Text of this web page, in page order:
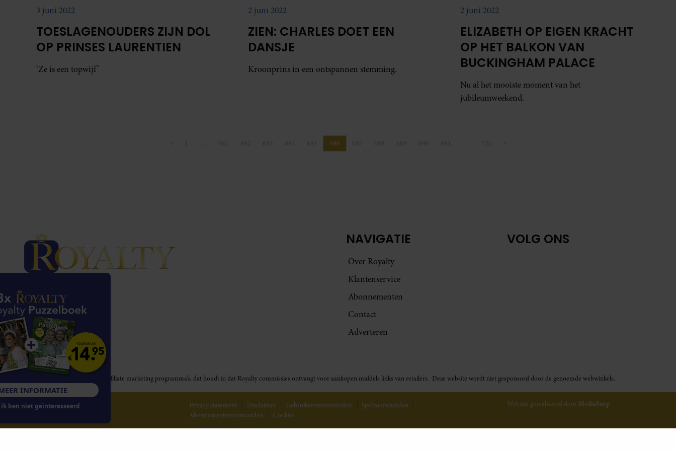
3 juni 2022
TOESLAGENOUDERS ZIJN DOL
OP PRINSES LAURENTIEN
‘Ze is een topwijf’
2 juni 2022
ZIEN: CHARLES DOET EEN
DANSJE
Kroonprins in een ontspannen stemming.
2 juni 2022
ELIZABETH OP EIGEN KRACHT
OP HET BALKON VAN
BUCKINGHAM PALACE
Nu al het mooiste moment van het
jubileumweekend.
Pagina Pagina
686
NAVIGATIE
Over Royalty
Klantenservice
Abonnementen
Contact
Adverteren
VOLG ONS
Royalty participeert in diverse affiliate marketing programma’s, dat houdt in dat Royalty commissies ontvangt voor aankopen middels links van retailers. Deze website wordt niet gesponsord door de genoemde webwinkels.
© 2026 Royalty Online Privacy statement Disclaimer Gebruikersvoorwaarden
Spelvoorwaarden
Abonnementsvoorwaarden
Cookies
Website gerealiseerd door MediaSoep
MEER INFORMATIE
Nee, ik ben niet geïnteresseerd